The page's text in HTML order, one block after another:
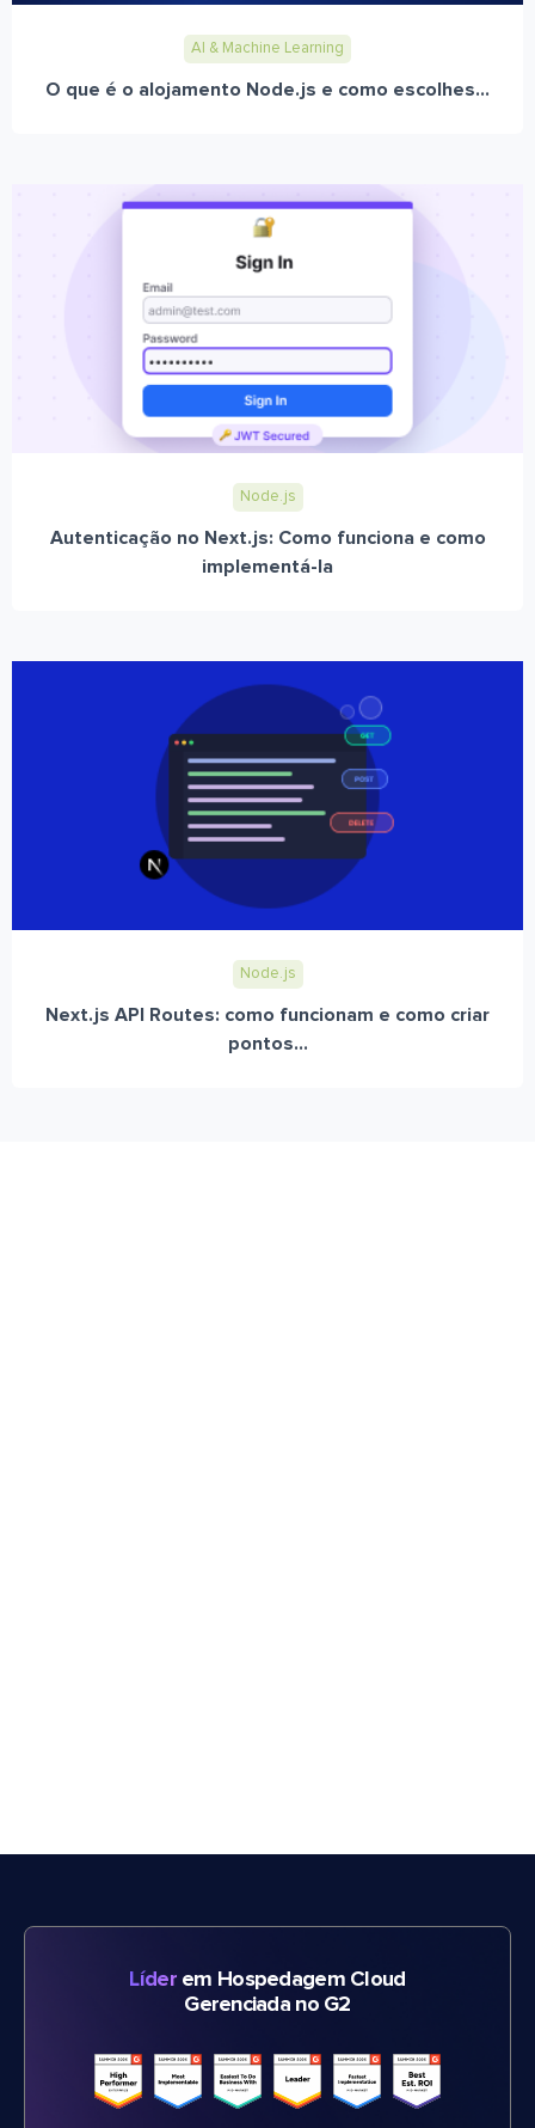
AI & Machine Learning
O que é o alojamento Node.js e como escolhes...
Node.js
Autenticação no Next.js: Como funciona e como
implementá-la
Node.js
Next.js API Routes: como funcionam e como criar
pontos...
Líderem Hospedagem Cloud
Gerenciada no G2